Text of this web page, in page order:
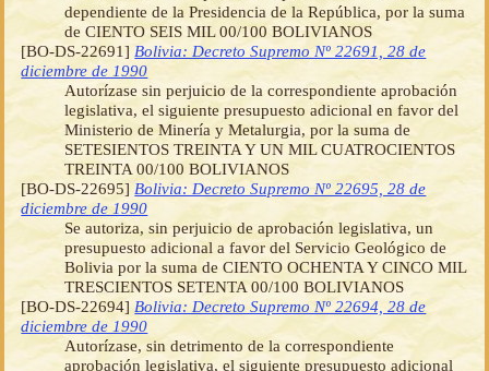
dependiente de la Presidencia de la República, por la suma
de CIENTO SEIS MIL 00/100 BOLIVIANOS
[BO-DS-22691] Bolivia: Decreto Supremo Nº 22691, 28 de
diciembre de 1990
Autorízase sin perjuicio de la correspondiente aprobación
legislativa, el siguiente presupuesto adicional en favor del
Ministerio de Minería y Metalurgia, por la suma de
SETESIENTOS TREINTA Y UN MIL CUATROCIENTOS
TREINTA 00/100 BOLIVIANOS
[BO-DS-22695] Bolivia: Decreto Supremo Nº 22695, 28 de
diciembre de 1990
Se autoriza, sin perjuicio de aprobación legislativa, un
presupuesto adicional a favor del Servicio Geológico de
Bolivia por la suma de CIENTO OCHENTA Y CINCO MIL
TRESCIENTOS SETENTA 00/100 BOLIVIANOS
[BO-DS-22694]Bolivia: Decreto Supremo Nº 22694, 28 de
diciembre de 1990
Autorízase, sin detrimento de la correspondiente
aprobación legislativa, el siguiente presupuesto adicional